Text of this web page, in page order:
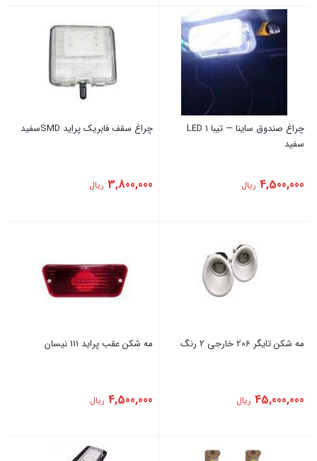
چراغ صندوق ساینا — تیبا 1 LED
سفید
4,500,000 ریال
چراغ سقف فابریک ‏پراید SMDسفید
3,800,000 ریال
مه شکن تایگر 206 خارجی 2 رنگ
45,000,000 ریال
‏مه شکن عقب ‏پراید ‏111 نیسان
4,500,000 ریال